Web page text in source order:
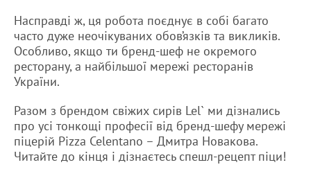
Насправді ж, ця робота поєднує в собі багато
часто дуже неочікуваних обов’язків та викликів.
Особливо, якщо ти бренд-шеф не окремого
ресторану, а найбільшої мережі ресторанів
України.
Разом з брендом свіжих сирів Lel` ми дізнались
про усі тонкощі професії від бренд-шефу мережі
піцерій Pizza Celentano – Дмитра Новакова.
Читайте до кінця і дізнаєтесь спешл-рецепт піци!